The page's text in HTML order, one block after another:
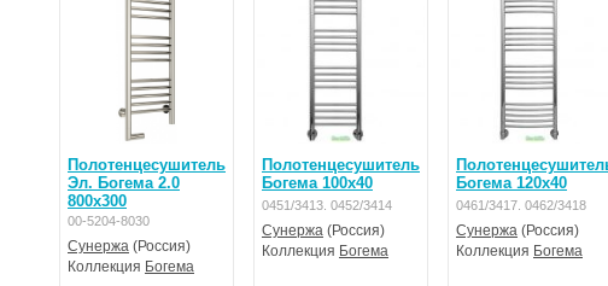
Полотенцесушитель
Эл. Богема 2.0
800х300
00-5204-8030
Сунержа (Россия)
Коллекция Богема
Полотенцесушитель
Богема 100x40
0451/3413. 0452/3414
Сунержа (Россия)
Коллекция Богема
Богема 120x40
0461/3417. 0462/3418
Сунержа (Россия)
Коллекция Богема